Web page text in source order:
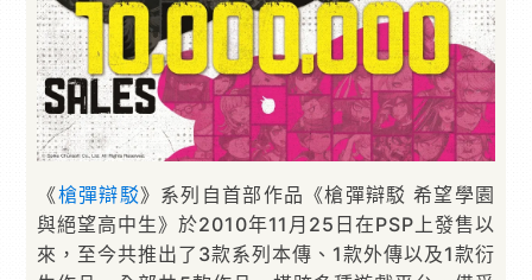
《槍彈辯駁》系列自首部作品《槍彈辯駁 希望學園
與絕望高中生》於2010年11月25日在PSP上發售以
來，至今共推出了3款系列本傳、1款外傳以及1款衍